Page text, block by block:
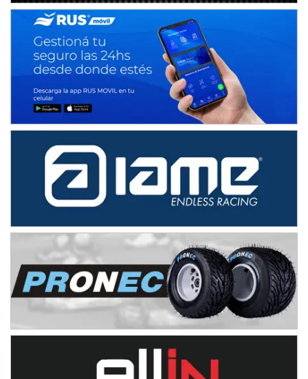
NORESTE SANTAFESINO - F6
Ciudad de Avellaneda (Asfalto)
Avellaneda (Santa Fe)
SUR SANTAFESINO - F4
José Samuel Sánchez (Tierra)
Rufino (Santa Fe)
TUCUMANO - F5
El Timbó (Tucumán)